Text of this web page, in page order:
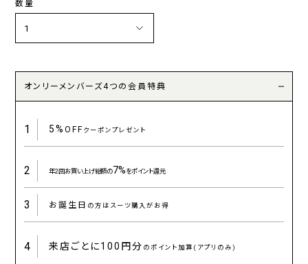
数量
オンリーメンバーズ4つの会員特典
1 5%OFFクーポンプレゼント
2 年2回お買い上げ総額の7%をポイント還元
3 お誕生日 の方はスーツ購入がお得
4 来店ごとに100円分 のポイント加算(アプリのみ)